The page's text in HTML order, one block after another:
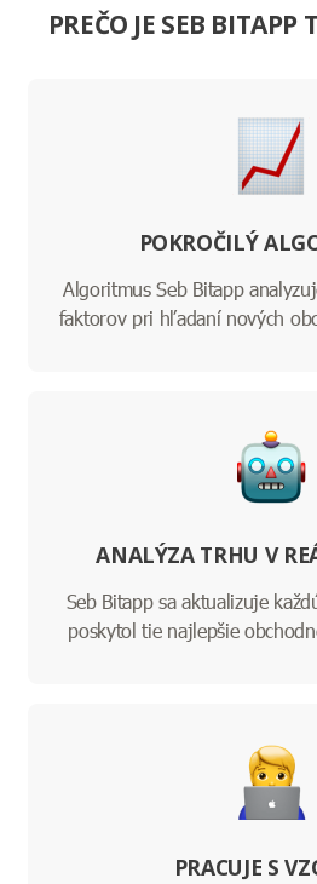
PREČO JE SEB BITAPP
POKROČILÝ
Algoritmus Seb Bitapp
faktorov pri hľadaní nových
ANALÝZA TRHU V
Seb Bitapp sa aktualizuje
poskytol tie najlepšie
PRACUJE S